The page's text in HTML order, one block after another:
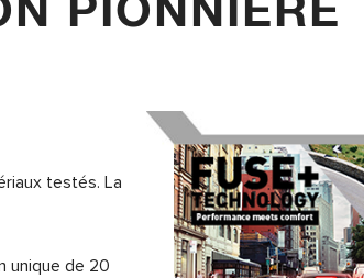
PIONNIÈRE
testés. La
unique de 20